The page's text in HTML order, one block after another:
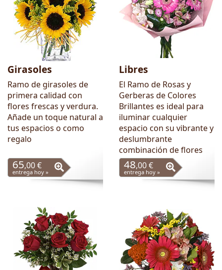
Girasoles
Ramo de girasoles de
primera calidad con
flores frescas y verdura.
Añade un toque natural a
tus espacios o como
regalo
65,00 €
entrega hoy »
Libres
El Ramo de Rosas y
Gerberas de Colores
Brillantes es ideal para
iluminar cualquier
espacio con su vibrante y
deslumbrante
combinación de flores
48,00 €
entrega hoy »